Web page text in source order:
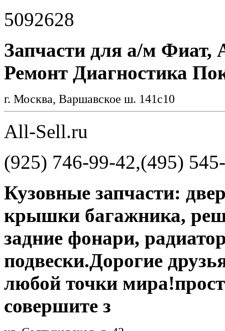
5092628
Запчасти для а/м Фиат,
Ремонт Диагностика
г. Москва, Варшавское ш. 141с10
All-Sell.ru
(925) 746-99-42,(495)
Кузовные запчасти:
крышки багажника,
задние фонари,
подвески.Дорогие
любой точки
совершите з